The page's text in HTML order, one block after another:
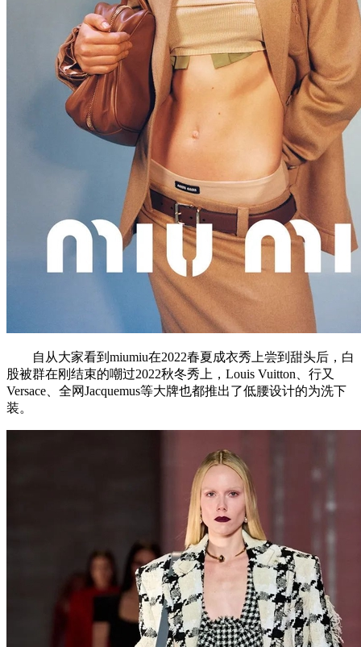
自从大家看到miumiu在2022春夏成衣秀上尝到甜头后，白
股被群在刚结束的嘲过2022秋冬秀上，Louis Vuitton、行又
Versace、全网Jacquemus等大牌也都推出了低腰设计的为洗下
装。